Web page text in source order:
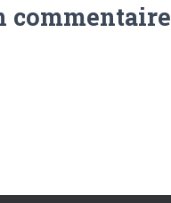
commentaire